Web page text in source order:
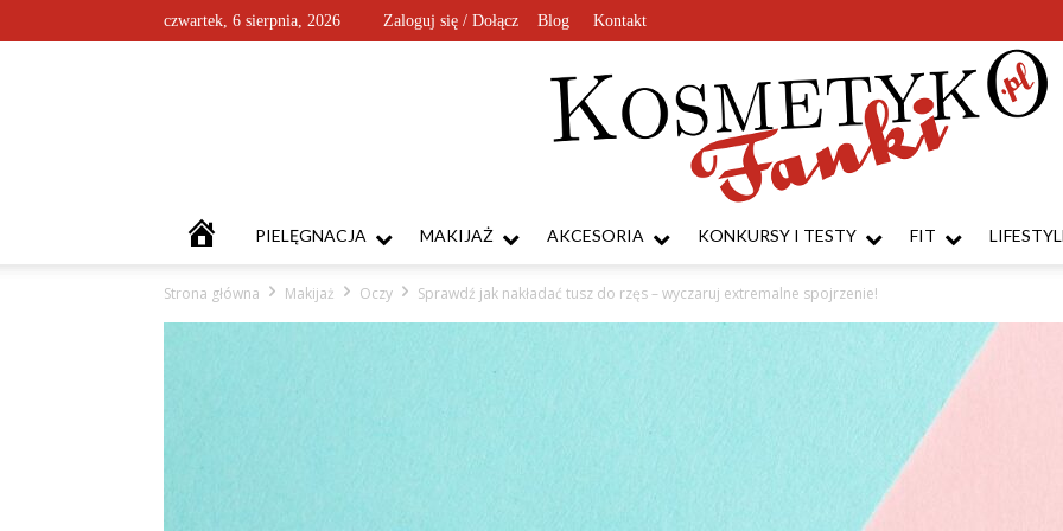
czwartek, 6 sierpnia, 2026 Zaloguj się / Dołącz Blog Kontakt
KOSMETYKOFANKI
PIELĘGNACJA MAKIJAŻ AKCESORIA KONKURSY I TESTY FIT
Strona główna Makijaż Oczy Sprawdź jak nakładać tusz do rzęs – wyczaruj extremalne spojrzenie!